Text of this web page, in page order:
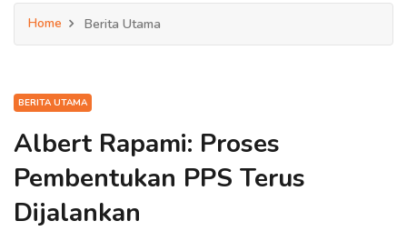
Home Berita Utama
BERITA UTAMA
Albert Rapami: Proses
Pembentukan PPS Terus
Dijalankan